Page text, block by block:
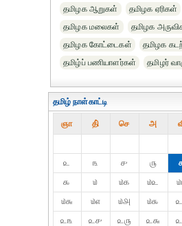
தமிழக ஆறுகள்
தமிழக ஏரிகள்
தமிழக மலைகள்
தமிழக
தமிழக கோட்டைகள்
தமிழக
தமிழ்ப் பணியாளர்கள்
தமிழர்
தமிழ் நாள்காட்டி
ஞா தி் செ அ
௨
௩ ௪ ௫
௯
௰ ௰௧ ௰௨
௰௬
௰௭ ௰௮ ௰௯
௨௩
௨௪ ௨௫ ௨௬